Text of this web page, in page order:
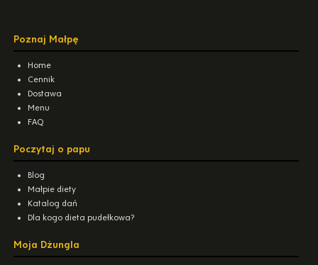
Poznaj Małpę
Home
Cennik
Dostawa
Menu
FAQ
Poczytaj o papu
Blog
Małpie diety
Katalog dań
Dla kogo dieta pudełkowa?
Moja Dżungla